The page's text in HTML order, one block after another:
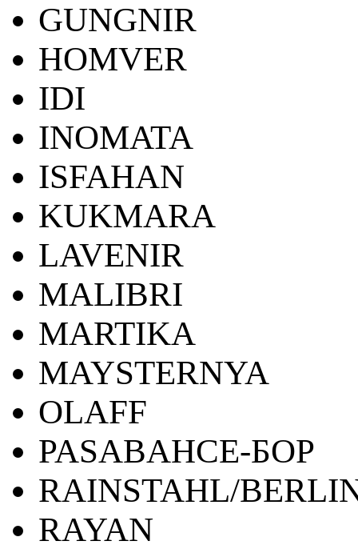
GUNGNIR
HOMVER
IDI
INOMATA
ISFAHAN
KUKMARA
LAVENIR
MALIBRI
MARTIKA
MAYSTERNYA
OLAFF
PASABAHCE-БОР
RAINSTAHL/
RAYAN